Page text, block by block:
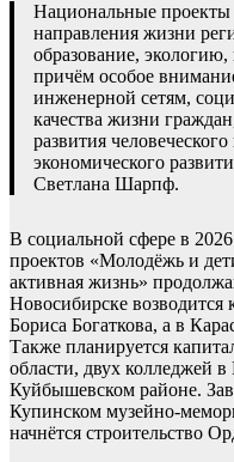
Национальные
направления жизни
образование,
причём особое
инженерной сетям,
качества жизни
развития
экономического
Светлана Шарпф.
В социальной сфере в
проектов «Молодёжь и
активная жизнь»
Новосибирске
Бориса Богаткова, а в
Также планируется
области, двух колледжей в
Куйбышевском районе.
Купинском музейно-
начнётся строительство